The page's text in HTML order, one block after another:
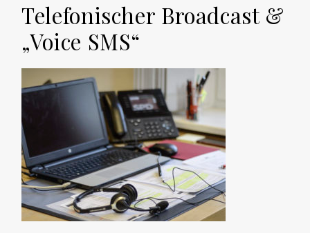
Telefonischer Broadcast &
„Voice SMS“